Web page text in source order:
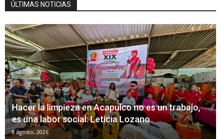
ÚLTIMAS NOTICIAS
Hacer la limpieza en Acapulco no es un trabajo,
es una labor social: Leticia Lozano
8 agosto, 2026